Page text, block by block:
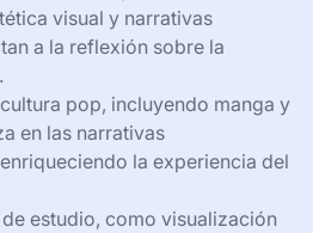
visual y narrativas
a la reflexión sobre la
pop, incluyendo manga y
en las narrativas
la experiencia del
estudio, como visualización